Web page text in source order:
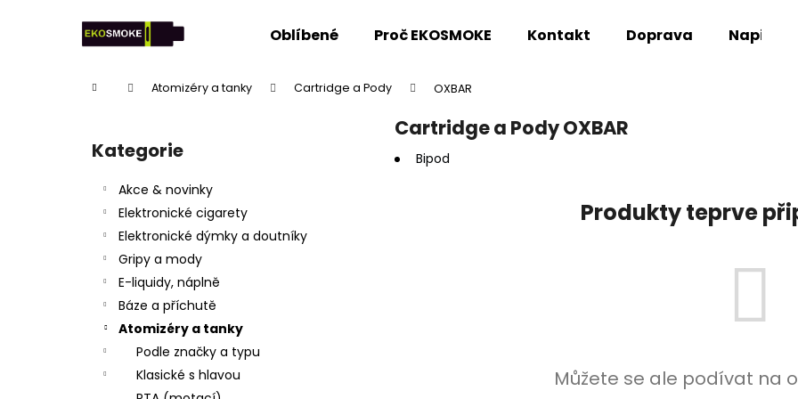
Oblíbené Proč EKOSMOKE Kontakt Doprava Napište
Domů Atomizéry a tanky Cartridge a Pody OXBAR
Přeskočit
kategorie
Kategorie
Akce & novinky
Elektronické cigarety
Elektronické dýmky a doutníky
Gripy a mody
E-liquidy, náplně
Báze a příchutě
Atomizéry a tanky
Podle značky a typu
Klasické s hlavou
Cartridge a Pody OXBAR
Bipod
Produkty teprve
Můžete se ale podívat na
Zpět
Zpět
Co potřebujete najít?